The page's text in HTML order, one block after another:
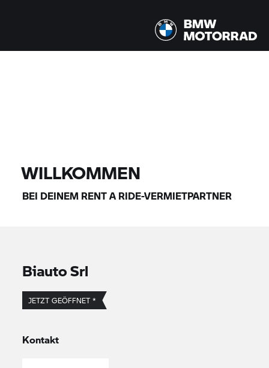
WILLKOMMEN
BEI DEINEM RENT A RIDE-VERMIETPARTNER
Biauto Srl
JETZT GEÖFFNET *
Kontakt